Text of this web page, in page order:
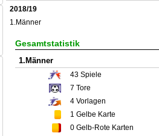
2018/19
1.Männer
Gesamtstatistik
1.Männer
43 Spiele
7 Tore
4 Vorlagen
1 Gelbe Karte
0 Gelb-Rote Karten